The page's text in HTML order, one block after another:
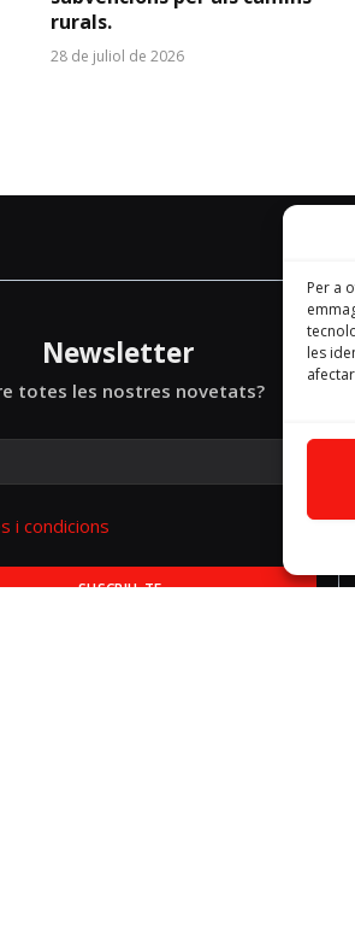
Per a
les
rurals.
28 de juliol de 2026
Newsletter
totes les nostres novetats?
i condicions